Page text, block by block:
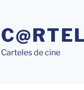
Carteles de cine